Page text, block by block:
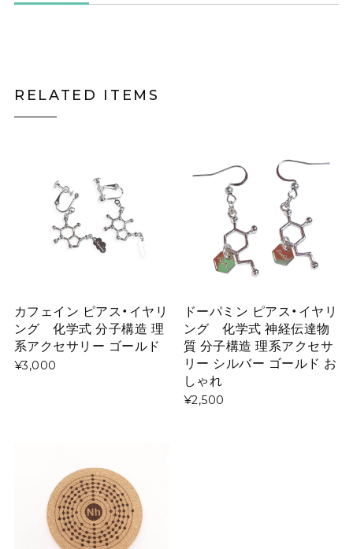
RELATED ITEMS
カフェイン ピアス・イヤリ
ング 化学式 分子構造 理
系アクセサリー ゴールド
¥3,000
ドーパミン ピアス・イヤリ
ング 化学式 神経伝達物
質 分子構造 理系アクセサ
リー シルバー ゴールド お
しゃれ
¥2,500